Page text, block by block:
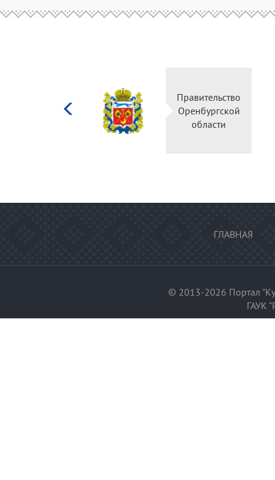
Министерство
культуры
Российской
федерации
ГЛАВНАЯ
© 2013-2026 Портал
ГАУК